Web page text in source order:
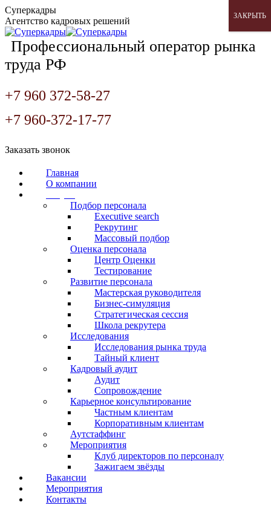
Перейти
к
содержанию
Суперкадры
Агентство кадровых решений
Профессиональный оператор рынка
труда РФ
+7 960 372-58-27
+7 960-372-17-77
Страница
открывается
Страница
открывается
Страница
открывается
Заказать звонок
Главная
О компании
Подбор персонала
Executive search
Рекрутинг
Массовый подбор
Оценка персонала
Центр Оценки
Тестирование
Развитие персонала
Мастерская руководителя
Бизнес-симуляция
Стратегическая сессия
Школа рекрутера
Исследования
Исследования рынка труда
Тайный клиент
Кадровый аудит
Аудит
Сопровождение
Карьерное консультирование
Частным клиентам
Корпоративным клиентам
Аутстаффинг
Мероприятия
Клуб директоров по персоналу
Зажигаем звёзды
Вакансии
Мероприятия
Контакты
ЗАКРЫТЬ